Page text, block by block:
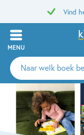
Vind
MENU
Zoeken
naar
boeken,
auteurs
en
uitgevers